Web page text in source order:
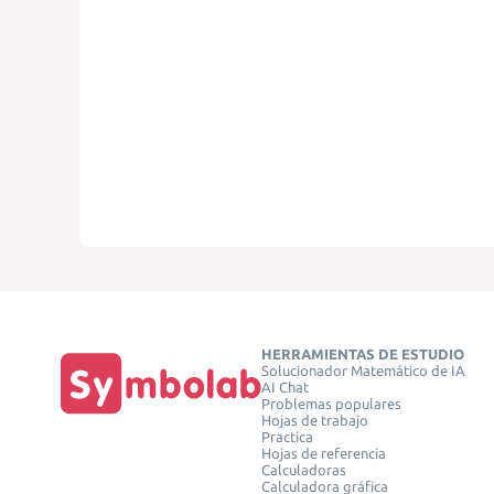
HERRAMIENTAS DE ESTUDIO
Solucionador Matemático de IA
AI Chat
Problemas populares
Hojas de trabajo
Practica
Hojas de referencia
Calculadoras
Calculadora gráfica